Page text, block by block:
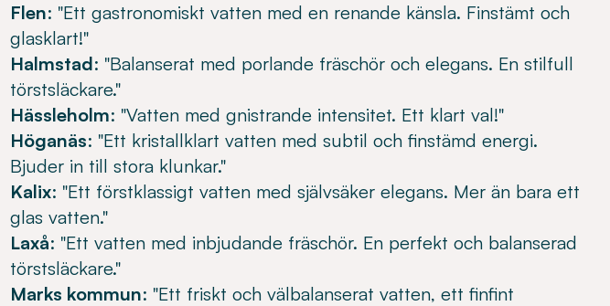
Flen: "Ett gastronomiskt vatten med en renande känsla. Finstämt och
glasklart!"
Halmstad: "Balanserat med porlande fräschör och elegans. En stilfull
törstsläckare."
Hässleholm: "Vatten med gnistrande intensitet. Ett klart val!"
Höganäs: "Ett kristallklart vatten med subtil och finstämd energi.
Bjuder in till stora klunkar."
Kalix: "Ett förstklassigt vatten med självsäker elegans. Mer än bara ett
glas vatten."
Laxå: "Ett vatten med inbjudande fräschör. En perfekt och balanserad
törstsläckare."
Marks kommun: "Ett friskt och välbalanserat vatten, ett finfint